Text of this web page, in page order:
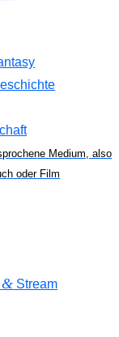
Medium, also
oder Film
& Stream